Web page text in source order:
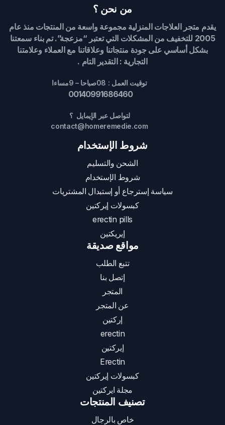
من نحن ؟
يقدم متجر العلاجات المنزلية مجموعة واسعة من المنتجات منذ عام
2005 للتخفيف من المشكلات التي تعتبر “مزعجة”. تم بناء سمعتنا
بشكل أساسي على جودة منتجاتنا وعلاقاتنا مع العملاء وعلامتنا
التجارية : التقدير التام .
توقيت العمل : 08صباحا – 9مساءا
00140991686460
لتواصل عبر الإيمايل ؟
contact@homeremedie.com
شروط الإستخدام
الشحن والتسليم
شروط الإستخدام
سياسة إسترجاع أو إستبدال المشتريات
كبسولات إيركتين
erectin pills
إيريكتين
مواقع صديقة
تتبع الطلب
إتصل بنا
المتجر
عن المتجر
إركتين
erectin
إيركتين
Erectin
كبسولات إيركتين
مجلة ايركتين
تصنيف المنتجات
خاص بالرجال